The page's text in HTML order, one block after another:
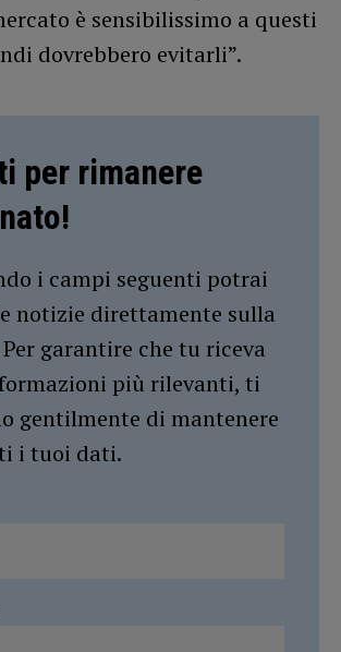
è sensibilissimo a questi
dovrebbero evitarli”.
per rimanere
i campi seguenti potrai
notizie direttamente sulla
garantire che tu riceva
più rilevanti, ti
gentilmente di mantenere
i tuoi dati.